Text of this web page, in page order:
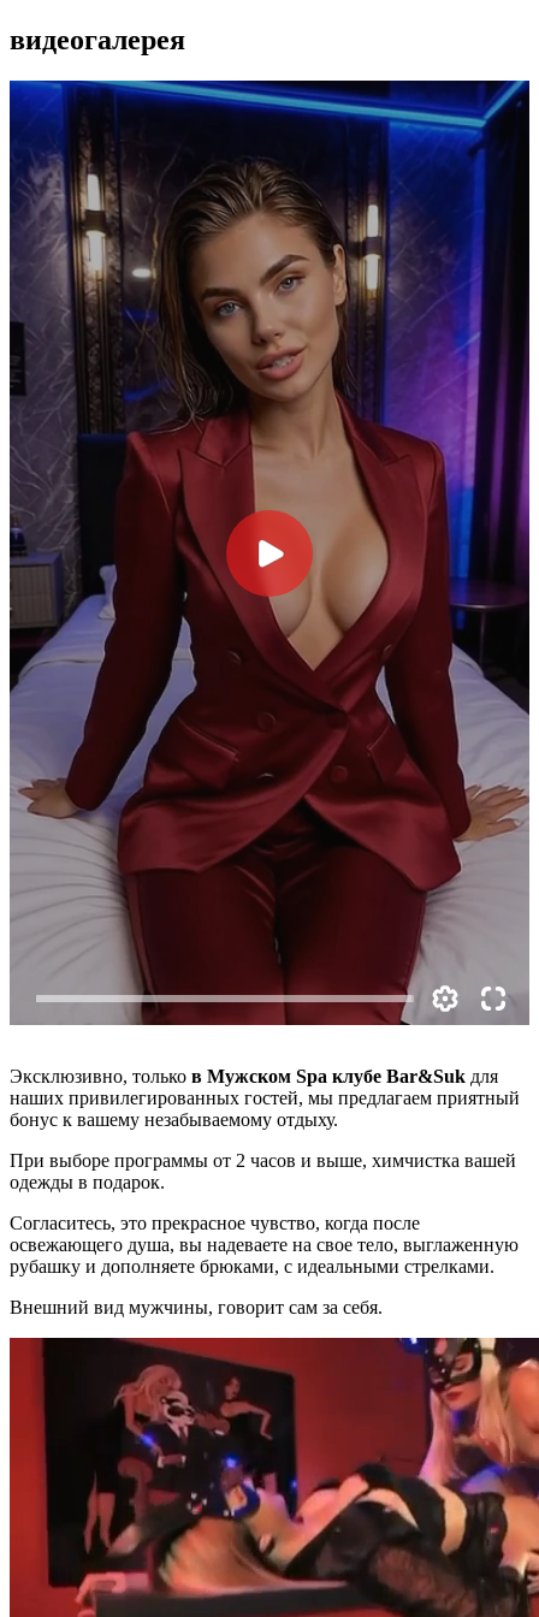
видеогалерея
Эксклюзивно, только в Мужском Spa клубе Bar&Suk для
наших привилегированных гостей, мы предлагаем приятный
бонус к вашему незабываемому отдыху.
При выборе программы от 2 часов и выше, химчистка вашей
одежды в подарок.
Согласитесь, это прекрасное чувство, когда после
освежающего душа, вы надеваете на свое тело, выглаженную
рубашку и дополняете брюками, с идеальными стрелками.
Внешний вид мужчины, говорит сам за себя.